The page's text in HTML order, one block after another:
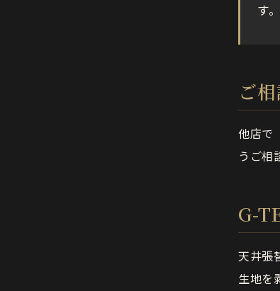
す。
ご
他店で
うご相
G-
天井張
生地を